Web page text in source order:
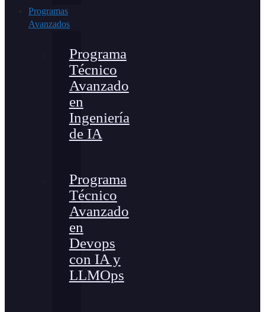
Programas
Avanzados
Programa
Técnico
Avanzado
en
Ingeniería
de IA
Programa
Técnico
Avanzado
en
Devops
con IA y
LLMOps